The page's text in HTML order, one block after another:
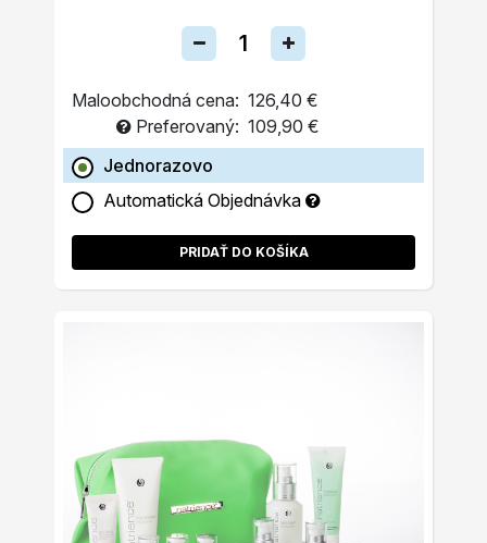
Maloobchodná cena: 126,40 €
Preferovaný: 109,90 €
Jednorazovo
Automatická Objednávka
PRIDAŤ DO KOŠÍKA